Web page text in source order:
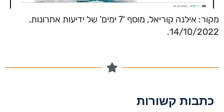
מקור: אילנה קוריאל, מוסף '7 ימים' של ידיעות אחרונות,
14/10/2022.
כתבות קשורות